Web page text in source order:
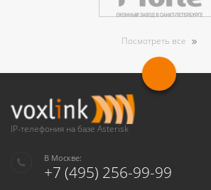
Посмотреть все
IP-телефония на базе Asterisk
В Москве:
+7 (495) 256-99-99